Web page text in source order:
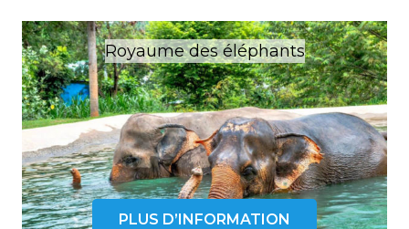
Royaume des éléphants
PLUS D’INFORMATION